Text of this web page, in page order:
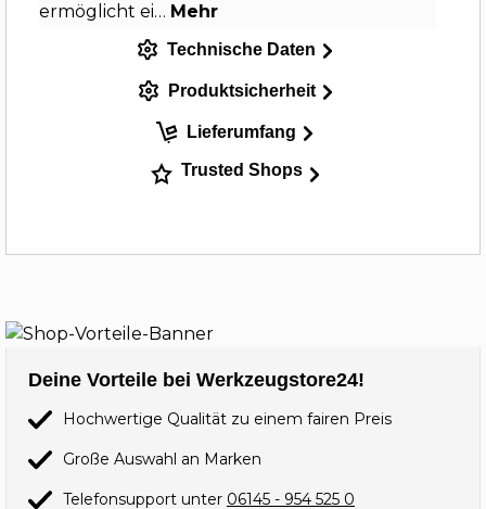
ermöglicht ei… Mehr
Technische Daten
Produktsicherheit
Lieferumfang
Trusted Shops
Deine Vorteile bei Werkzeugstore24!
Hochwertige Qualität zu einem fairen Preis
Große Auswahl an Marken
Telefonsupport unter 06145 - 954 525 0